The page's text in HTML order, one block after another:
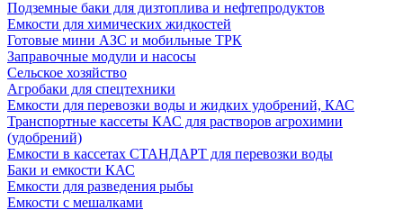
Подземные баки для дизтоплива и нефтепродуктов
Емкости для химических жидкостей
Готовые мини АЗС и мобильные ТРК
Заправочные модули и насосы
Сельское хозяйство
Агробаки для спецтехники
Емкости для перевозки воды и жидких удобрений, КАС
Транспортные кассеты КАС для растворов агрохимии
(удобрений)
Емкости в кассетах СТАНДАРТ для перевозки воды
Баки и емкости КАС
Емкости для разведения рыбы
Емкости с мешалками